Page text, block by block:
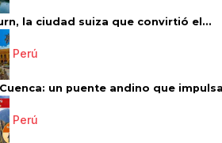
la ciudad suiza que convirtió el...
Perú
un puente andino que
Perú